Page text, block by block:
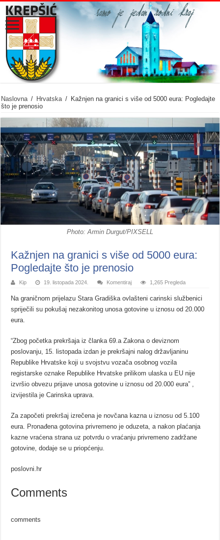
Naslovna / Hrvatska / Kažnjen na granici s više od 5000 eura: Pogledajte
što je prenosio
Photo: Armin Durgut/PIXSELL
Kažnjen na granici s više od 5000 eura:
Pogledajte što je prenosio
Kip 19. listopada 2024. Komentiraj 1,265 Pregleda
Na graničnom prijelazu Stara Gradiška ovlašteni carinski službenici
spriječili su pokušaj nezakonitog unosa gotovine u iznosu od 20.000
eura.
“Zbog početka prekršaja iz članka 69.a Zakona o deviznom
poslovanju, 15. listopada izdan je prekršajni nalog državljaninu
Republike Hrvatske koji u svojstvu vozača osobnog vozila
registarske oznake Republike Hrvatske prilikom ulaska u EU nije
izvršio obvezu prijave unosa gotovine u iznosu od 20.000 eura” ,
izvijestila je Carinska uprava.
Za započeti prekršaj izrečena je novčana kazna u iznosu od 5.100
eura. Pronađena gotovina privremeno je oduzeta, a nakon plaćanja
kazne vraćena strana uz potvrdu o vraćanju privremeno zadržane
gotovine, dodaje se u priopćenju.
poslovni.hr
Comments
comments